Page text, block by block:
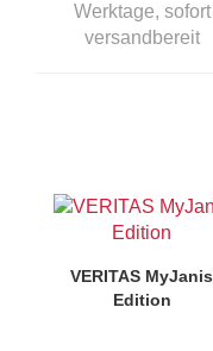
Werktage, sofort
versandbereit
VERITAS MyJanis
Edition